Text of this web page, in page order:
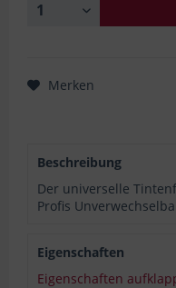
Merken
Beschreibung
Der universelle
Profis
Eigenschaften
Eigenschaften